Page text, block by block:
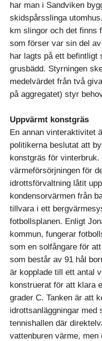
har man i Sandviken
skidspårsslinga
km slingor och det finns
som förser var sin del
har lagts på ett befintligt
grusbädd. Styrningen
medelvärdet från två
på aggregatet) styr
Uppvärmt konstgräs
En annan vinteraktivitet
politikerna beslutat att
konstgräs för
värmeförsörjningen för
idrottsförvaltning låtit
kondensorvärmen från
tillvara i ett
fotbollsplanen. Enligt
kommun, fungerar
som en solfångare för
som består av 91 hål
är kopplade till ett antal
konstruerat för att klara
grader C. Tanken är att
idrottsanläggningar med
tennishallen där
vattenburen värme,